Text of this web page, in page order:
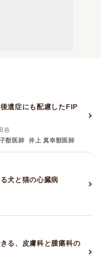
遺症にも配慮したFIP
谷
獣医師 井上 真幸獣医師
犬と猫の心臓病
る、皮膚科と腫瘍科の